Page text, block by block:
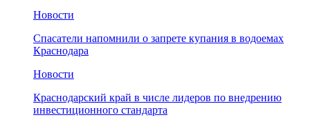
Новости
Спасатели напомнили о запрете купания в водоемах
Краснодара
Новости
Краснодарский край в числе лидеров по внедрению
инвестиционного стандарта